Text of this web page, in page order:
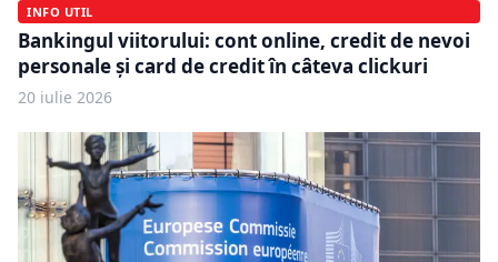
INFO UTIL
Bankingul viitorului: cont online, credit de nevoi
personale și card de credit în câteva clickuri
20 iulie 2026